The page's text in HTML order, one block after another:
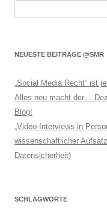
NEUESTE BEITRÄGE @SMR
„Social Media Recht“ ist
Alles neu macht der…
Blog!
„Video-Interviews in
wissenschaftlicher
Datensicherheit)
SCHLAGWORTE